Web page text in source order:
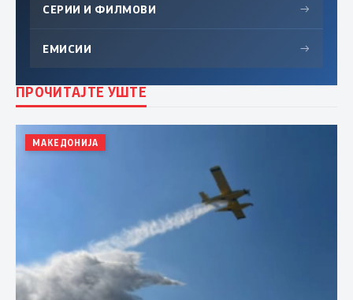
СЕРИИ И ФИЛМОВИ →
ЕМИСИИ →
ПРОЧИТАЈТЕ УШТЕ
МАКЕДОНИЈА